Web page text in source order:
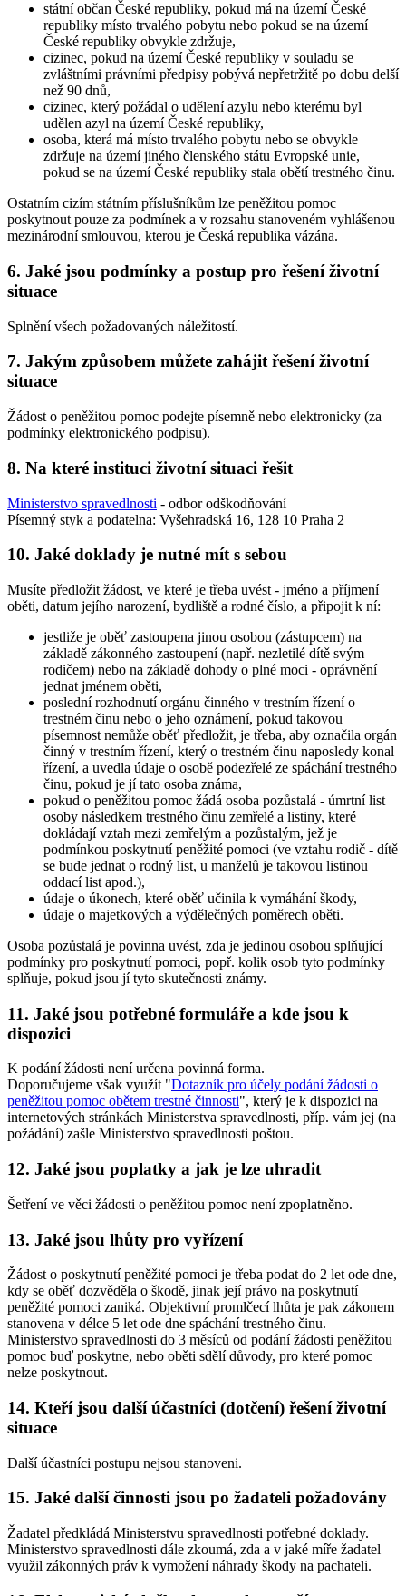
státní občan České republiky, pokud má na území České
republiky místo trvalého pobytu nebo pokud se na území
České republiky obvykle zdržuje,
cizinec, pokud na území České republiky v souladu se
zvláštními právními předpisy pobývá nepřetržitě po dobu delší
než 90 dnů,
cizinec, který požádal o udělení azylu nebo kterému byl
udělen azyl na území České republiky,
osoba, která má místo trvalého pobytu nebo se obvykle
zdržuje na území jiného členského státu Evropské unie,
pokud se na území České republiky stala obětí trestného činu.
Ostatním cizím státním příslušníkům lze peněžitou pomoc
poskytnout pouze za podmínek a v rozsahu stanoveném vyhlášenou
mezinárodní smlouvou, kterou je Česká republika vázána.
6. Jaké jsou podmínky a postup pro řešení životní
situace
Splnění všech požadovaných náležitostí.
7. Jakým způsobem můžete zahájit řešení životní
situace
Žádost o peněžitou pomoc podejte písemně nebo elektronicky (za
podmínky elektronického podpisu).
8. Na které instituci životní situaci řešit
Ministerstvo spravedlnosti - odbor odškodňování
Písemný styk a podatelna: Vyšehradská 16, 128 10 Praha 2
10. Jaké doklady je nutné mít s sebou
Musíte předložit žádost, ve které je třeba uvést - jméno a příjmení
oběti, datum jejího narození, bydliště a rodné číslo, a připojit k ní:
jestliže je oběť zastoupena jinou osobou (zástupcem) na
základě zákonného zastoupení (např. nezletilé dítě svým
rodičem) nebo na základě dohody o plné moci - oprávnění
jednat jménem oběti,
poslední rozhodnutí orgánu činného v trestním řízení o
trestném činu nebo o jeho oznámení, pokud takovou
písemnost nemůže oběť předložit, je třeba, aby označila orgán
činný v trestním řízení, který o trestném činu naposledy konal
řízení, a uvedla údaje o osobě podezřelé ze spáchání trestného
činu, pokud je jí tato osoba známa,
pokud o peněžitou pomoc žádá osoba pozůstalá - úmrtní list
osoby následkem trestného činu zemřelé a listiny, které
dokládají vztah mezi zemřelým a pozůstalým, jež je
podmínkou poskytnutí peněžité pomoci (ve vztahu rodič - dítě
se bude jednat o rodný list, u manželů je takovou listinou
oddací list apod.),
údaje o úkonech, které oběť učinila k vymáhání škody,
údaje o majetkových a výdělečných poměrech oběti.
Osoba pozůstalá je povinna uvést, zda je jedinou osobou splňující
podmínky pro poskytnutí pomoci, popř. kolik osob tyto podmínky
splňuje, pokud jsou jí tyto skutečnosti známy.
11. Jaké jsou potřebné formuláře a kde jsou k
dispozici
K podání žádosti není určena povinná forma.
Doporučujeme však využít "Dotazník pro účely podání žádosti o
peněžitou pomoc obětem trestné činnosti", který je k dispozici na
internetových stránkách Ministerstva spravedlnosti, příp. vám jej (na
požádání) zašle Ministerstvo spravedlnosti poštou.
12. Jaké jsou poplatky a jak je lze uhradit
Šetření ve věci žádosti o peněžitou pomoc není zpoplatněno.
13. Jaké jsou lhůty pro vyřízení
Žádost o poskytnutí peněžité pomoci je třeba podat do 2 let ode dne,
kdy se oběť dozvěděla o škodě, jinak její právo na poskytnutí
peněžité pomoci zaniká. Objektivní promlčecí lhůta je pak zákonem
stanovena v délce 5 let ode dne spáchání trestného činu.
Ministerstvo spravedlnosti do 3 měsíců od podání žádosti peněžitou
pomoc buď poskytne, nebo oběti sdělí důvody, pro které pomoc
nelze poskytnout.
14. Kteří jsou další účastníci (dotčení) řešení životní
situace
Další účastníci postupu nejsou stanoveni.
15. Jaké další činnosti jsou po žadateli požadovány
Žadatel předkládá Ministerstvu spravedlnosti potřebné doklady.
Ministerstvo spravedlnosti dále zkoumá, zda a v jaké míře žadatel
využil zákonných práv k vymožení náhrady škody na pachateli.